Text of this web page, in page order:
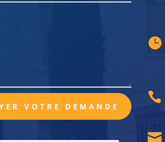
VOTRE DEMANDE


